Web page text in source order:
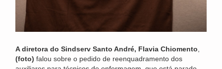
A diretora do Sindserv Santo André, Flavia Chiomento
(foto) falou sobre o pedido de reenquadramento dos